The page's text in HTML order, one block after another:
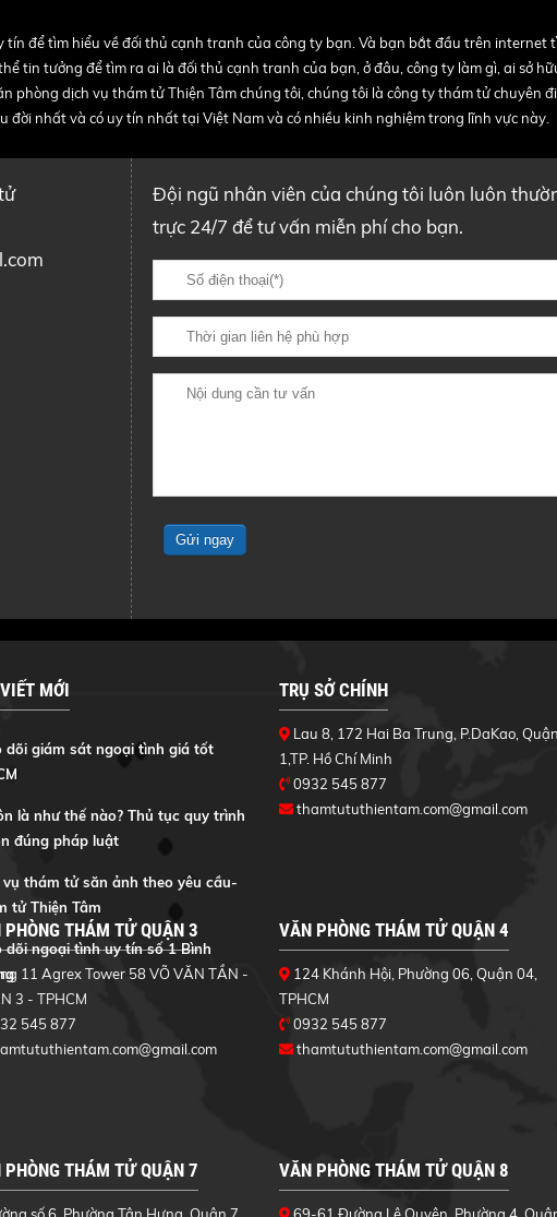
để tìm hiểu về đối thủ cạnh tranh của công ty bạn. Và bạn bắt đầu trên internet
tin tưởng để tìm ra ai là đối thủ cạnh tranh của bạn, ở đâu, công ty làm gì, ai sở
phòng dịch vụ thám tử Thiện Tâm chúng tôi, chúng tôi là công ty thám tử chuyên
đời nhất và có uy tín nhất tại Việt Nam và có nhiều kinh nghiệm trong lĩnh vực này.
Đội ngũ nhân viên của chúng tôi luôn luôn
trực 24/7 để tư vấn miễn phí cho bạn.
MỚI
dõi giám sát ngoại tình giá tốt
là như thế nào? Thủ tục quy trình
đúng pháp luật
vụ thám tử săn ảnh theo yêu cầu-
tử Thiện Tâm
dõi ngoại tình uy tín số 1 Bình
TRỤ SỞ CHÍNH
Lau 8, 172 Hai Ba Trung, P.DaKao, Quận
1,TP. Hồ Chí Minh
0932 545 877
thamtututhientam.com@gmail.com
PHÒNG THÁM TỬ QUẬN 3
11 Agrex Tower 58 VÕ VĂN TẦN -
3 - TPHCM
545 877
VĂN PHÒNG THÁM TỬ QUẬN 4
124 Khánh Hội, Phường 06, Quận 04,
TPHCM
0932 545 877
thamtututhientam.com@gmail.com
PHÒNG THÁM TỬ QUẬN 7 VĂN PHÒNG THÁM TỬ QUẬN 8